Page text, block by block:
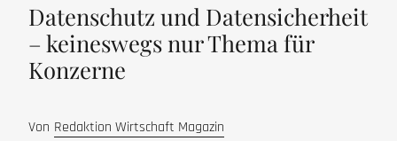
Datenschutz und Datensicherheit
– keineswegs nur Thema für
Konzerne
Von Redaktion Wirtschaft Magazin